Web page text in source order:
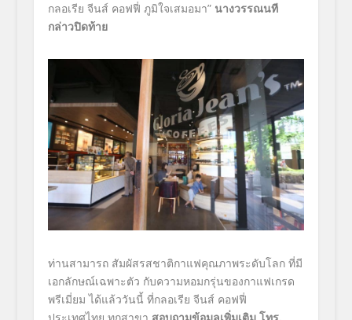
กลอเรีย จีนส์ คอฟฟี่ ภูมิใจเสมอมา” นางวรรณนที
กล่าวปิดท้าย
ท่านสามารถ สัมผัสรสชาติกาแฟคุณภาพระดับโลก ที่มี
เอกลักษณ์เฉพาะตัว กับความหอมกรุ่นของกาแฟเกรด
พรีเมี่ยม ได้แล้ววันนี้ ที่กลอเรีย จีนส์ คอฟฟี่
ประเทศไทย ทุกสาขา สอบถามข้อมูลเพิ่มเติม โทร.